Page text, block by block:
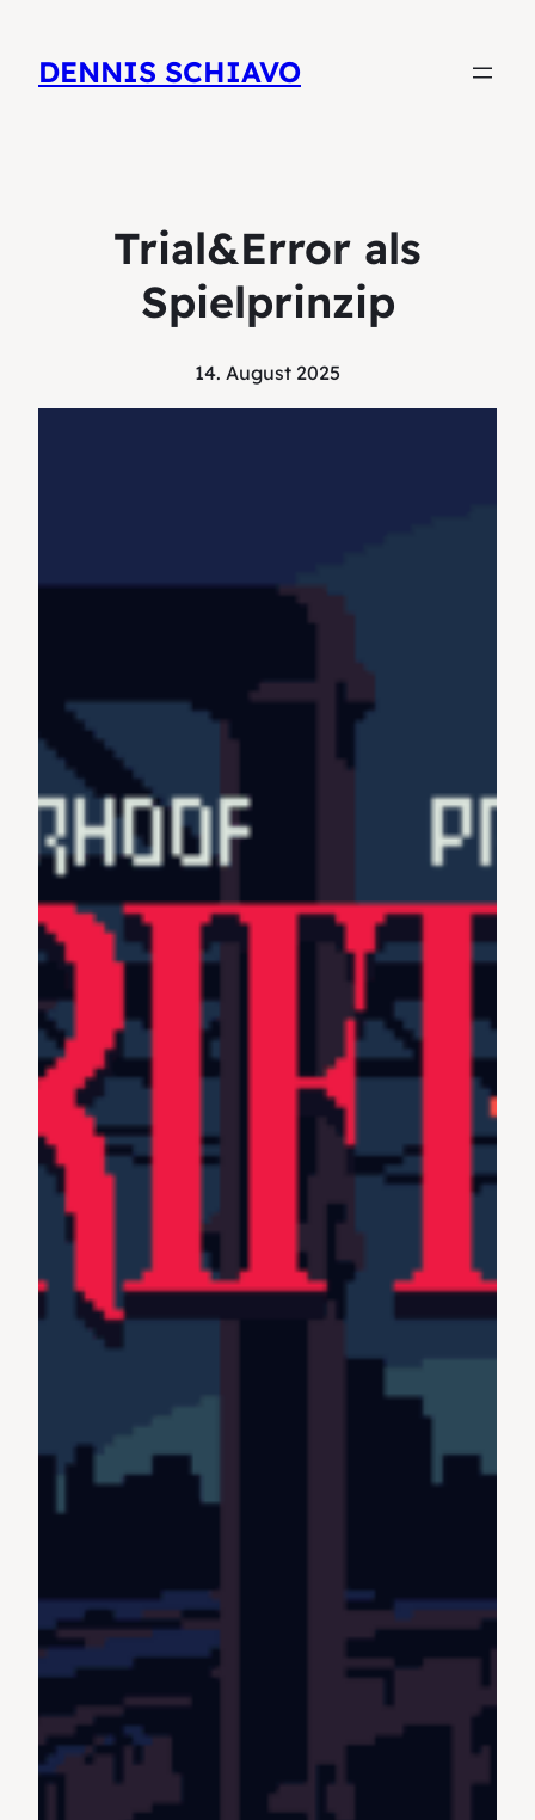
DENNIS SCHIAVO
Trial&Error als
Spielprinzip
14. August 2025